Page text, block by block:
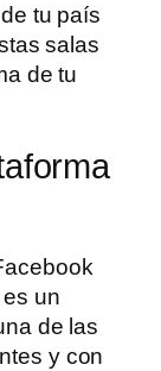
tu país
salas
de tu
un
de las
y con